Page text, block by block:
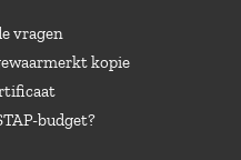
vragen
kopie
budget?